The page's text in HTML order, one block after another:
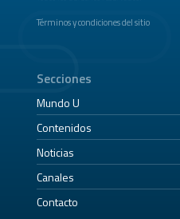
Términos y condiciones del sitio
Secciones
Mundo U
Contenidos
Noticias
Canales
Contacto